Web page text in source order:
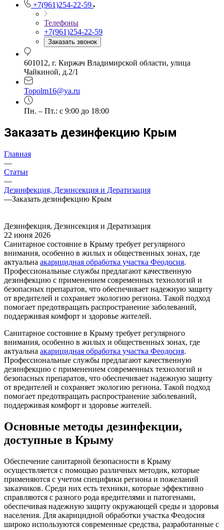
+7(961)254-22-59
Телефоны
+7(961)254-22-59
Заказать звонок
601012, г. Киржач Владимирской области, улица
Чайкиной, д.2/1
Topolm16@ya.ru
Пн. – Пт.: с 9:00 до 18:00
Заказать дезинфекцию Крым
Главная
—
Статьи
—
Дезинфекция, Дезинсекция и Дератизация
—Заказать дезинфекцию Крым
Дезинфекция, Дезинсекция и Дератизация
22 июня 2026
Санитарное состояние в Крыму требует регулярного
внимания, особенно в жилых и общественных зонах, где
актуальна акарицидная обработка участка Феодосия.
Профессиональные службы предлагают качественную
дезинфекцию с применением современных технологий и
безопасных препаратов, что обеспечивает надежную защиту
от вредителей и сохраняет экологию региона. Такой подход
помогает предотвращать распространение заболеваний,
поддерживая комфорт и здоровье жителей.
Санитарное состояние в Крыму требует регулярного
внимания, особенно в жилых и общественных зонах, где
актуальна акарицидная обработка участка Феодосия.
Профессиональные службы предлагают качественную
дезинфекцию с применением современных технологий и
безопасных препаратов, что обеспечивает надежную защиту
от вредителей и сохраняет экологию региона. Такой подход
помогает предотвращать распространение заболеваний,
поддерживая комфорт и здоровье жителей.
Основные методы дезинфекции,
доступные в Крыму
Обеспечение санитарной безопасности в Крыму
осуществляется с помощью различных методик, которые
применяются с учетом специфики региона и пожеланий
заказчиков. Среди них есть техники, которые эффективно
справляются с разного рода вредителями и патогенами,
обеспечивая надежную защиту окружающей среды и здоровья
населения. Для акарицидной обработки участка Феодосия
широко используются современные средства, разработанные с